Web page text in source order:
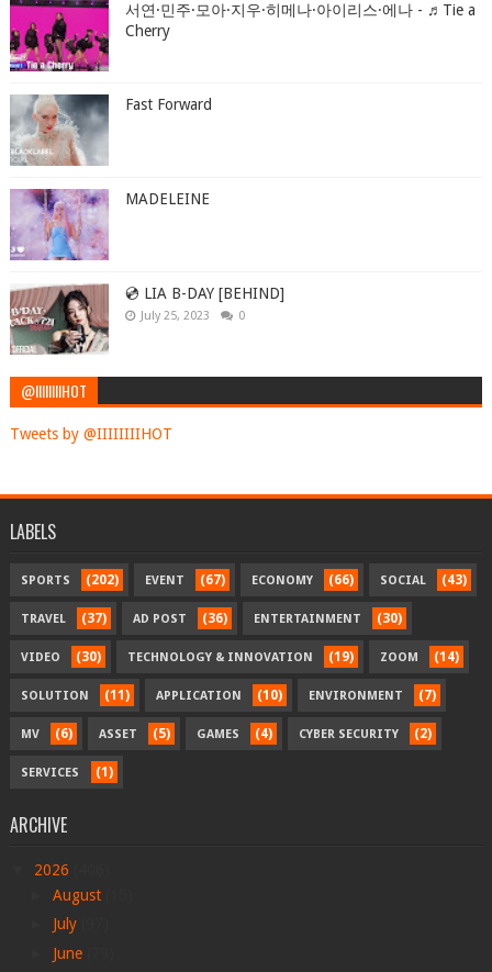
서연·민주·모아·지우·히메나·아이리스·에나 - ♬Tie a
Cherry
Fast Forward
MADELEINE
💿 LIA B-DAY [BEHIND]
July 25, 2023 0
@IIIIIIIIHOT
Tweets by @IIIIIIIIHOT
LABELS
SPORTS (202) EVENT (67) ECONOMY (66) SOCIAL (43)
TRAVEL (37) AD POST (36) ENTERTAINMENT (30)
VIDEO (30) TECHNOLOGY & INNOVATION (19) ZOOM (14)
SOLUTION (11) APPLICATION (10) ENVIRONMENT (7)
MV (6) ASSET (5) GAMES (4) CYBER SECURITY (2)
SERVICES (1)
ARCHIVE
2026
August
July
June